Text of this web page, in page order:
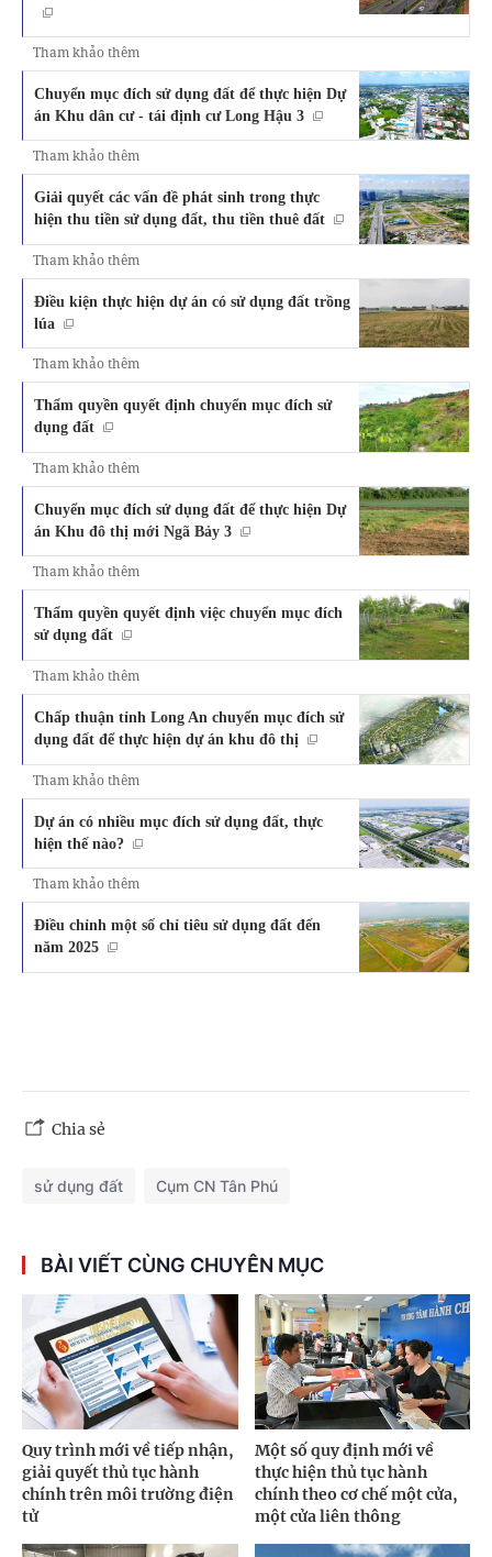
Tham khảo thêm
Chuyển mục đích sử dụng đất để thực hiện Dự
án Khu dân cư - tái định cư Long Hậu 3
Tham khảo thêm
Giải quyết các vấn đề phát sinh trong thực
hiện thu tiền sử dụng đất, thu tiền thuê đất
Tham khảo thêm
Điều kiện thực hiện dự án có sử dụng đất trồng
lúa
Tham khảo thêm
Thẩm quyền quyết định chuyển mục đích sử
dụng đất
Tham khảo thêm
Chuyển mục đích sử dụng đất để thực hiện Dự
án Khu đô thị mới Ngã Bảy 3
Tham khảo thêm
Thẩm quyền quyết định việc chuyển mục đích
sử dụng đất
Tham khảo thêm
Chấp thuận tỉnh Long An chuyển mục đích sử
dụng đất để thực hiện dự án khu đô thị
Tham khảo thêm
Dự án có nhiều mục đích sử dụng đất, thực
hiện thế nào?
Tham khảo thêm
Điều chỉnh một số chỉ tiêu sử dụng đất đến
năm 2025
Chia sẻ
sử dụng đất Cụm CN Tân Phú
BÀI VIẾT CÙNG CHUYÊN MỤC
Quy trình mới về tiếp nhận,
giải quyết thủ tục hành
chính trên môi trường điện
tử
Một số quy định mới về
thực hiện thủ tục hành
chính theo cơ chế một cửa,
một cửa liên thông